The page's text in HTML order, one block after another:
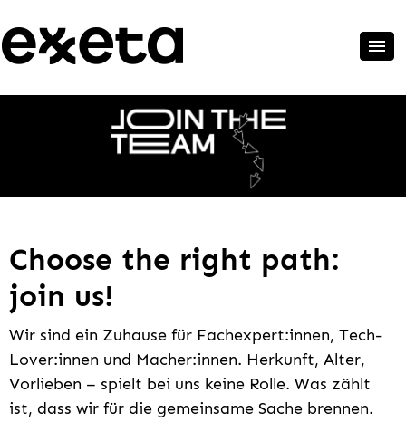
Choose the right path:
join us!
Wir sind ein Zuhause für Fachexpert:innen, Tech-
Lover:innen und Macher:innen. Herkunft, Alter,
Vorlieben – spielt bei uns keine Rolle. Was zählt
ist, dass wir für die gemeinsame Sache brennen.